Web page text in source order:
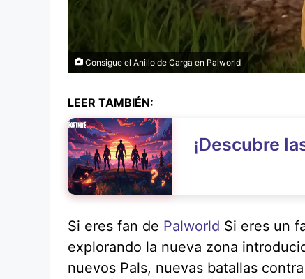
Consigue el Anillo de Carga en Palworld
LEER TAMBIÉN:
¡Descubre
Si eres fan de Palworld Si eres un
explorando la nueva zona
nuevos Pals, nuevas batallas